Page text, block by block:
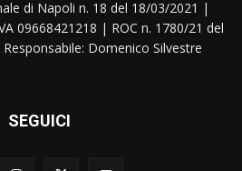
di Napoli n. 18 del 18/03/2021 |
09668421218 | ROC n. 1780/21 del
Domenico Silvestre
SEGUICI